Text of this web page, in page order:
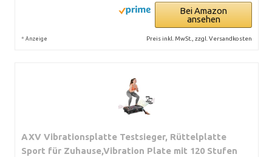
Bei Amazon
ansehen
* Anzeige Preis inkl. MwSt., zzgl. Versandkosten
AXV Vibrationsplatte Testsieger, Rüttelplatte
Sport für Zuhause,Vibration Plate mit 120 Stufen